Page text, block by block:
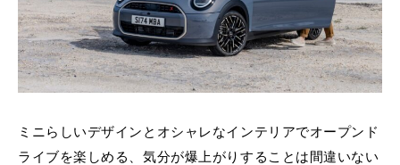
ミニらしいデザインとオシャレなインテリアでオープンド
ライブを楽しめる、気分が爆上がりすることは間違いない